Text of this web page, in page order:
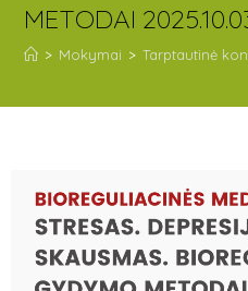
METODAI
> Mokymai > Tarptautinė